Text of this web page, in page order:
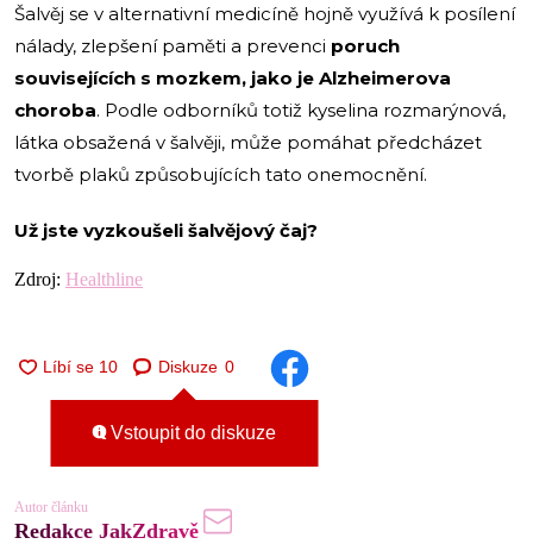
Šalvěj se v alternativní medicíně hojně využívá k posílení
nálady, zlepšení paměti a prevenci poruch
souvisejících s mozkem, jako je Alzheimerova
choroba. Podle odborníků totiž kyselina rozmarýnová,
látka obsažená v šalvěji, může pomáhat předcházet
tvorbě plaků způsobujících tato onemocnění.
Už jste vyzkoušeli šalvějový čaj?
Zdroj: Healthline
Diskuze 0
Vstoupit do diskuze
Autor článku
Redakce JakZdravě